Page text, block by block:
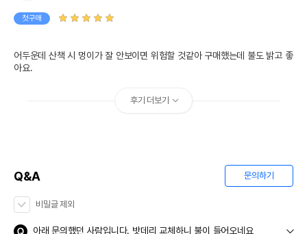
첫구매
어두운데 산책 시 멍이가 잘 안보이면 위험할 것같아 구매했는데 불도 밝고 좋
아요.
후기 더보기
Q&A 문의하기
비밀글 제외
아래 문의했던 사람입니다. 밧데리 교체하니 불이 들어오네요